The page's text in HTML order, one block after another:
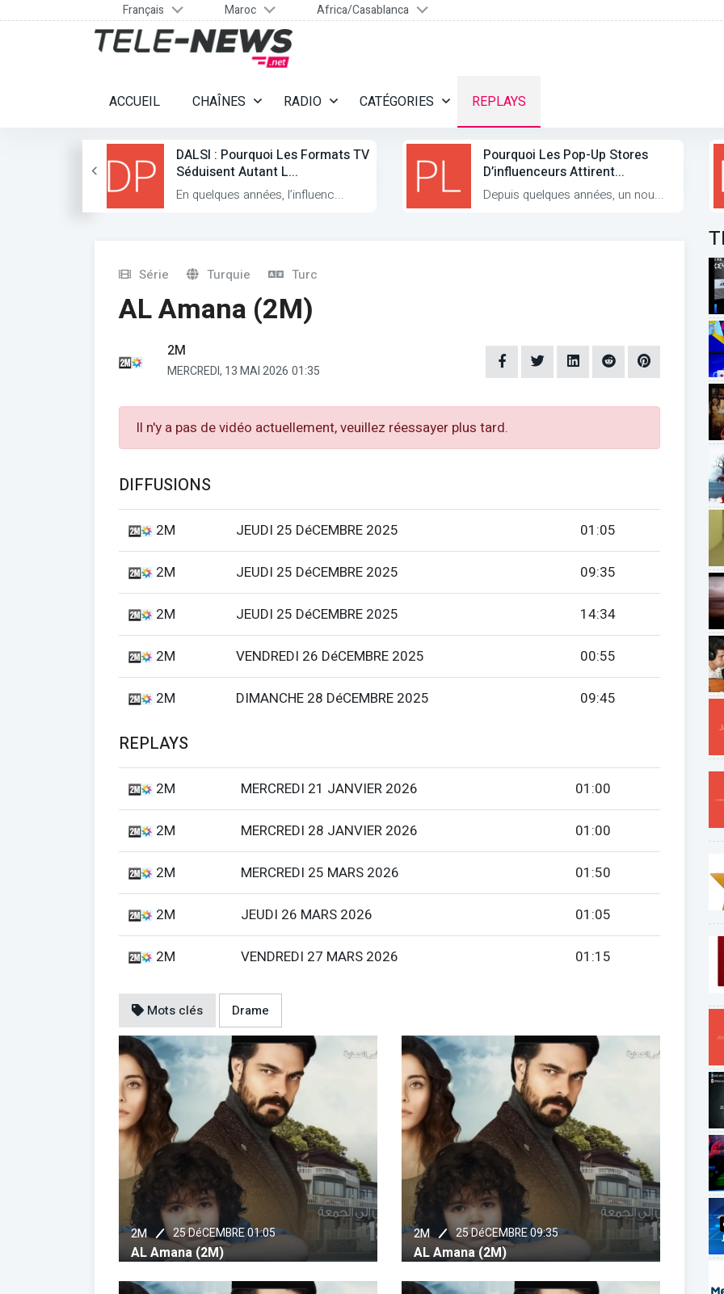
Français Maroc Africa/Casablanca
ACCUEIL CHAÎNES RADIO CATÉGORIES REPLAYS
DALSI : Pourquoi Les Formats TV
Séduisent Autant L...
En quelques années, l’influenc...
Pourquoi Les Pop-Up Stores
D’influenceurs Attirent...
Depuis quelques années, un nou...
Série Turquie Turc
AL Amana (2M)
2M
MERCREDI, 13 MAI 2026 01:35
Il n'y a pas de vidéo actuellement, veuillez réessayer plus tard.
DIFFUSIONS
2M JEUDI 25 DéCEMBRE 2025 01:05
2M JEUDI 25 DéCEMBRE 2025 09:35
2M JEUDI 25 DéCEMBRE 2025 14:34
2M VENDREDI 26 DéCEMBRE 2025 00:55
2M DIMANCHE 28 DéCEMBRE 2025 09:45
REPLAYS
2M MERCREDI 21 JANVIER 2026 01:00
2M MERCREDI 28 JANVIER 2026 01:00
2M MERCREDI 25 MARS 2026 01:50
2M JEUDI 26 MARS 2026 01:05
2M VENDREDI 27 MARS 2026 01:15
Mots clés Drame
2M 25 DéCEMBRE 01:05
AL Amana (2M)
2M 25 DéCEMBRE 09:35
AL Amana (2M)